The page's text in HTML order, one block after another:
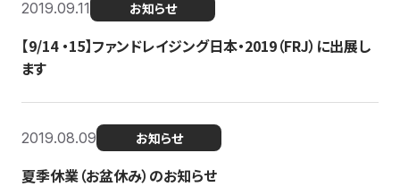
2019.09.11 お知らせ
【9/14 ・15】ファンドレイジング日本・2019（FRJ）に出展し
ます
2019.08.09 お知らせ
夏季休業（お盆休み）のお知らせ